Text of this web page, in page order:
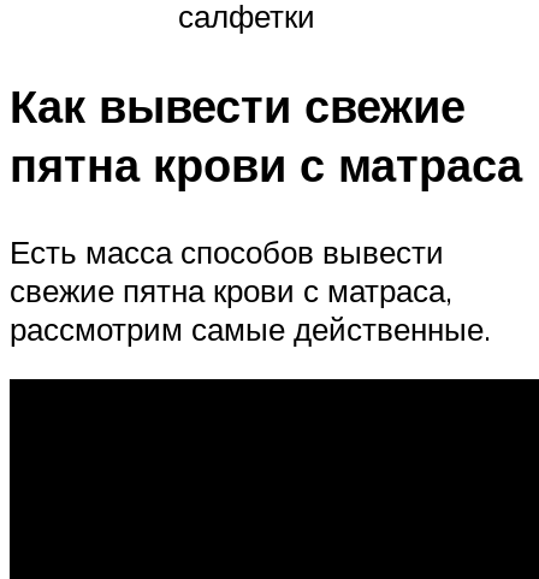
салфетки
Как вывести свежие
пятна крови с матраса
Есть масса способов вывести
свежие пятна крови с матраса,
рассмотрим самые действенные.